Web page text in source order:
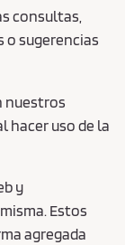
consultas,
o sugerencias
nuestros
hacer uso de la
y
Estos
agregada